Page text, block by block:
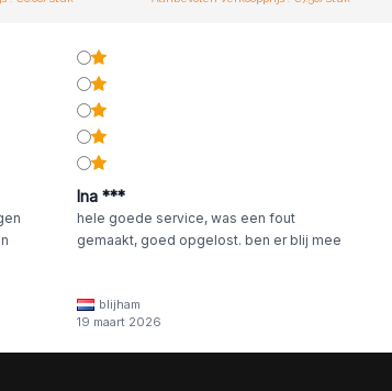
Ina ***
hele goede service, was een fout
gemaakt, goed opgelost. ben er blij mee
blijham
19 maart 2026